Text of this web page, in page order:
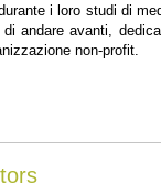
i loro studi di
andare avanti,
non-profit.